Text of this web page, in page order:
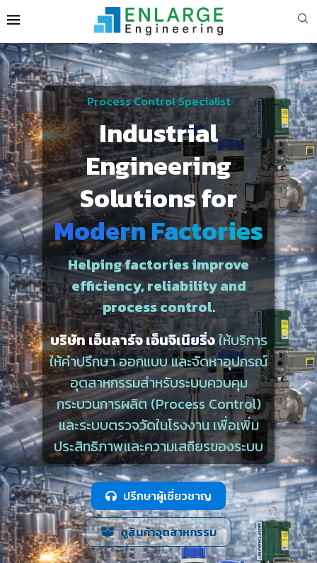
Process Control Specialist
Industrial
Engineering
Solutions for
Modern Factories
Helping factories improve
efficiency, reliability and
process control.
บริษัท เอ็นลาร์จ เอ็นจิเนียริ่งให้บริการ
ให้คำปรึกษา ออกแบบ และจัดหาอุปกรณ์
อุตสาหกรรมสำหรับระบบควบคุม
กระบวนการผลิต (Process Control)
และระบบตรวจวัดในโรงงาน เพื่อเพิ่ม
ประสิทธิภาพและความเสถียรของระบบ
ปรึกษาผู้เชี่ยวชาญ
ดูสินค้าอุตสาหกรรม